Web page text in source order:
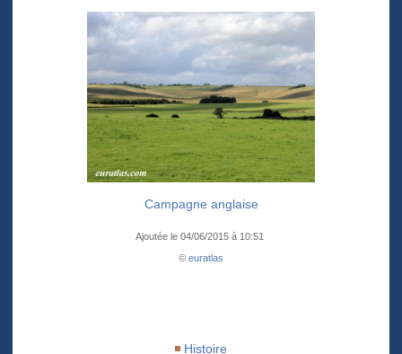
Campagne anglaise
Ajoutée le 04/06/2015 à 10:51
© euratlas
Histoire